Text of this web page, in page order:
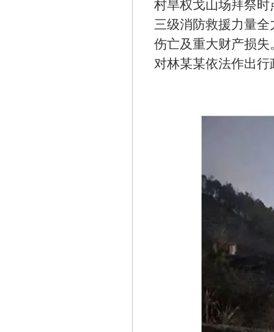
村旱权戈山场拜祭
三级消防救援力量
伤亡及重大财产损
对林某某依法作出